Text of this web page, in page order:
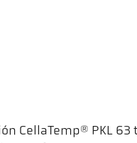
CellaTemp® PKL